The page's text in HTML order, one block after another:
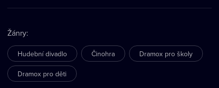
Žánry:
Hudební divadlo Činohra Dramox pro školy
Dramox pro děti